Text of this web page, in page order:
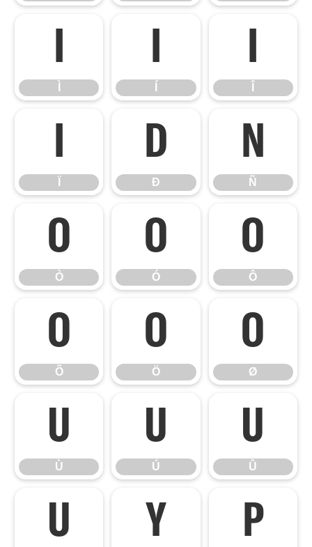
Ì Í Î
Ï Ð
Ð
Ñ
Ñ
Ò
Ò
Ó
Ó
Ô
Ô
Õ
Õ
Ö
Ö
Ø
Ø
Ù
Ù
Ú
Ú
Û
Û
Ü Ý Þ